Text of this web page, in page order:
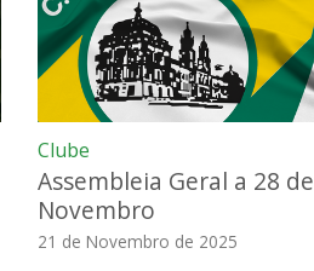
Clube
Assembleia Geral a 28 de
Novembro
21 de Novembro de 2025